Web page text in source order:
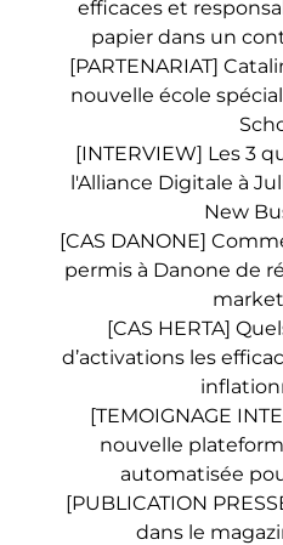
efficaces et
papier dans un
[PARTENARIAT]
nouvelle école
[INTERVIEW] Les 3
l'Alliance Digitale à
New
[CAS DANONE]
permis à Danone de
[CAS HERTA]
d’activations les
[TEMOIGNAGE
nouvelle
automatisée
[PUBLICATION
dans le